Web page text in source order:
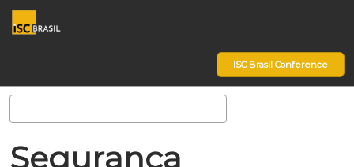
Pular
para
o
ISC Brasil Conference
Segurança